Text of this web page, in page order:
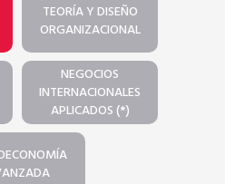
TEORÍA Y DISEÑO
ORGANIZACIONAL
NEGOCIOS
INTERNACIONALES
APLICADOS (*)